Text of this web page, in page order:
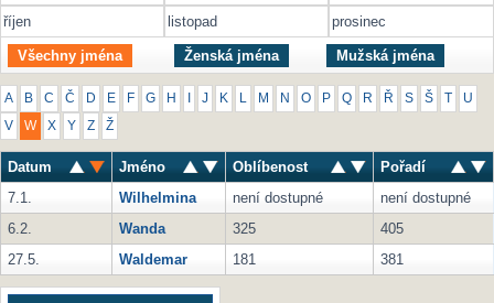
říjen
listopad prosinec
Všechny jména Ženská jména Mužská jména
A B C Č D E F G H J K M N O P Q R Ř S Š U
V W X Y Z Ž
Datum Jméno Oblíbenost
Pořadí
7.1.
Wilhelmina není dostupné
není dostupné
6.2.
Wanda 325
405
27.5.
Waldemar 181 381